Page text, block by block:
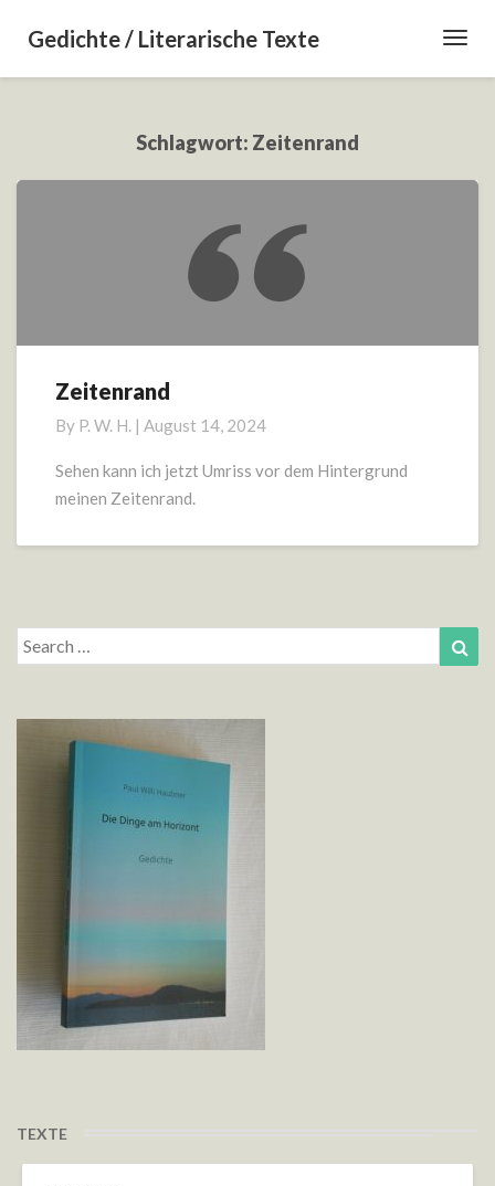
Gedichte / Literarische Texte
Schlagwort: Zeitenrand
Zeitenrand
Zeitenrand
By P. W. H. | August 14, 2024
Sehen kann ich jetzt Umriss vor dem Hintergrund
meinen Zeitenrand.
Search
for:
TEXTE